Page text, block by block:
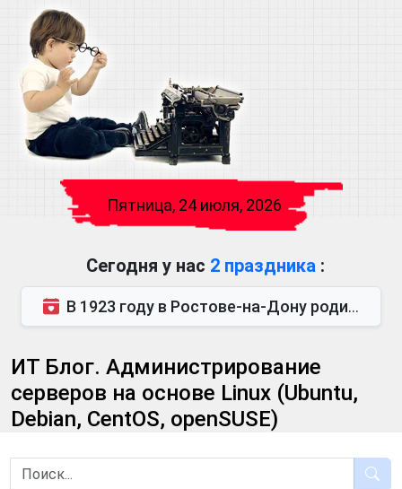
Пятница, 24 июля, 2026
Сегодня у нас 2 праздника :
В 1923 году в Ростове-на-Дону родился Виктор Михайлович Глушков. Под руководством Виктора Михайло...
ИТ Блог. Администрирование
серверов на основе Linux (Ubuntu,
Debian, CentOS, openSUSE)